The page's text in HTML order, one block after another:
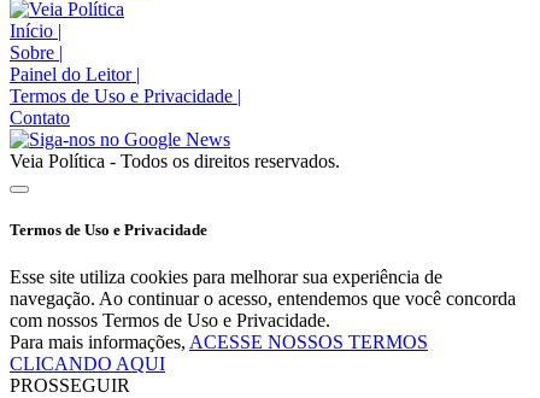
Início |
Sobre |
Painel do Leitor |
Termos de Uso e Privacidade |
Contato
Veia Política - Todos os direitos reservados.
Termos de Uso e Privacidade
Esse site utiliza cookies para melhorar sua experiência de
navegação. Ao continuar o acesso, entendemos que você concorda
com nossos Termos de Uso e Privacidade.
Para mais informações, ACESSE NOSSOS TERMOS
CLICANDO AQUI
PROSSEGUIR